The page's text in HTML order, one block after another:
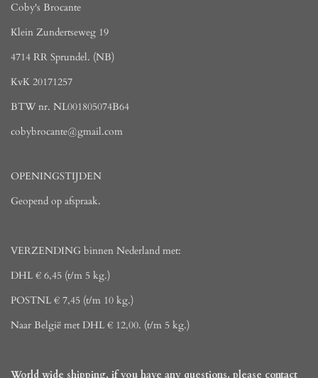
Coby's Brocante
Klein Zundertseweg 19
4714 RR Sprundel. (NB)
KvK 20171257
BTW nr. NL001805074B64
cobybrocante@gmail.com
OPENINGSTIJDEN
Geopend op afspraak.
VERZENDING binnen Nederland met:
DHL € 6,45 (t/m 5 kg.)
POSTNL € 7,45 (t/m 10 kg.)
Naar België met DHL € 12,00. (t/m 5 kg.)
World wide shipping, if you have any questions, please contact